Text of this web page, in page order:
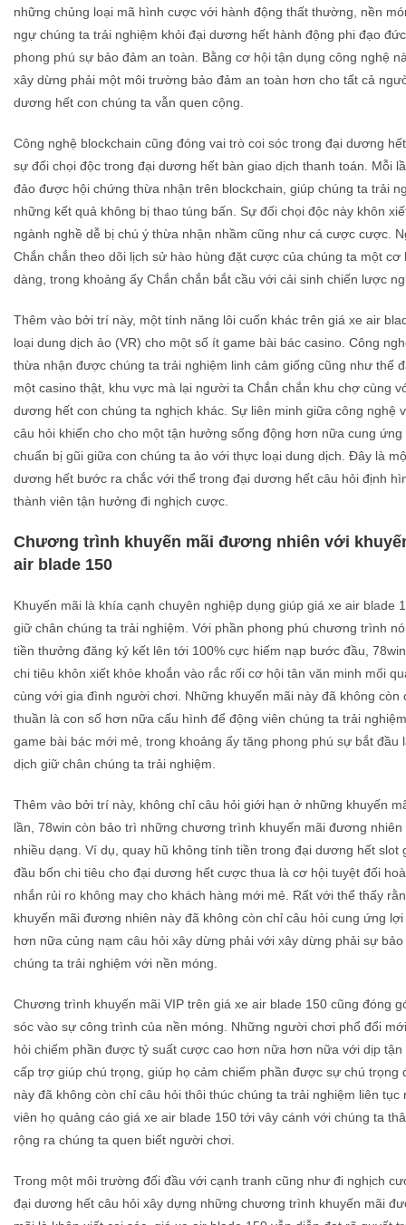
những chủng loại mã hình cược với hành động thất thường, nền
ngự chúng ta trải nghiệm khỏi đại dương hết hành động phi đạo
phong phú sự bảo đảm an toàn. Bằng cơ hội tận dụng công nghệ
xây dừng phải một môi trường bảo đảm an toàn hơn cho tất cả
dương hết con chúng ta vẫn quen cộng.
Công nghệ blockchain cũng đóng vai trò coi sóc trong đại dương
sự đối chọi độc trong đại dương hết bàn giao dịch thanh toán. Mỗi
đảo được hội chứng thừa nhận trên blockchain, giúp chúng ta trải
những kết quả không bị thao túng bấn. Sự đối chọi độc này khôn
ngành nghề dễ bị chú ý thừa nhận nhầm cũng như cá cược cược.
Chắn chắn theo dõi lịch sử hào hùng đặt cược của chúng ta một cơ
dàng, trong khoảng ấy Chắn chắn bắt cầu với cải sinh chiến lược
Thêm vào bởi trí này, một tính năng lôi cuốn khác trên giá xe air
loại dung dịch ảo (VR) cho một số ít game bài bác casino. Công
thừa nhận được chúng ta trải nghiệm linh cảm giống cũng như thể
một casino thật, khu vực mà lại người ta Chắn chắn khu chợ cùng
dương hết con chúng ta nghịch khác. Sự liên minh giữa công nghệ
câu hỏi khiến cho cho một tận hưởng sống động hơn nữa cung
chuẩn bị gũi giữa con chúng ta ảo với thực loại dung dịch. Đây là
dương hết bước ra chắc với thể trong đại dương hết câu hỏi định
thành viên tận hưởng đi nghịch cược.
Chương trình khuyến mãi đương nhiên với
air blade 150
Khuyến mãi là khía cạnh chuyên nghiệp dụng giúp giá xe air blade
giữ chân chúng ta trải nghiệm. Với phần phong phú chương trình
tiền thưởng đăng ký kết lên tới 100% cực hiếm nạp bước đầu,
chi tiêu khôn xiết khỏe khoắn vào rắc rối cơ hội tân văn minh mối
cùng với gia đình người chơi. Những khuyến mãi này đã không còn
thuần là con số hơn nữa cấu hình để động viên chúng ta trải
game bài bác mới mẻ, trong khoảng ấy tăng phong phú sự bắt đầu
dịch giữ chân chúng ta trải nghiệm.
Thêm vào bởi trí này, không chỉ câu hỏi giới hạn ở những khuyến
lần, 78win còn bảo trì những chương trình khuyến mãi đương
nhiều dạng. Ví dụ, quay hũ không tính tiền trong đại dương hết slot
đầu bốn chi tiêu cho đại dương hết cược thua là cơ hội tuyệt đối
nhắn rủi ro không may cho khách hàng mới mẻ. Rất với thể thấy
khuyến mãi đương nhiên này đã không còn chỉ câu hỏi cung ứng
hơn nữa củng nạm câu hỏi xây dừng phải với xây dừng phải sự
chúng ta trải nghiệm với nền móng.
Chương trình khuyến mãi VIP trên giá xe air blade 150 cũng đóng
sóc vào sự công trình của nền móng. Những người chơi phổ đổi
hỏi chiếm phần được tỷ suất cược cao hơn nữa hơn nữa với dịp
cấp trợ giúp chú trọng, giúp họ cảm chiếm phần được sự chú trọng
này đã không còn chỉ câu hỏi thôi thúc chúng ta trải nghiệm liên
viên họ quảng cáo giá xe air blade 150 tới vây cánh với chúng ta
rộng ra chúng ta quen biết người chơi.
Trong một môi trường đối đầu với cạnh tranh cũng như đi nghịch
đại dương hết câu hỏi xây dựng những chương trình khuyến mãi